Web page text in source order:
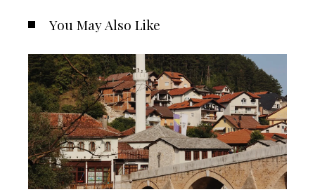
You May Also Like